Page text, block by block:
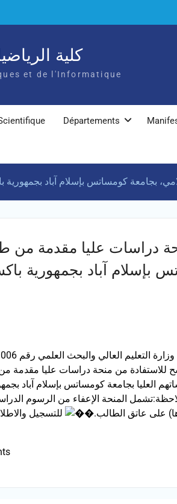
كلية
et de l'Informatique
Départements
كومساتس بإسلام آباد بجمهورية باكستان
دراسات عليا مقدمة من
بإسلام آباد بجمهورية
للاستفادة من منحة دراسات عليا مقدمة
العليا بجامعة كومساتس بإسلام آباد بجمهورية
المنحة الإعفاء من الرسوم
على عاتق الطالب.
للتسجيل